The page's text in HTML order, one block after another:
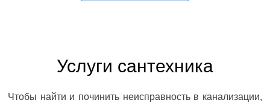
Услуги сантехника
Чтобы найти и починить неисправность в канализации,